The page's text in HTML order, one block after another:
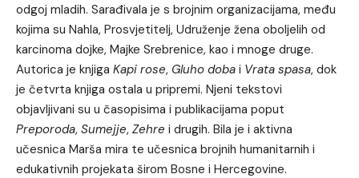
odgoj mladih. Sarađivala je s brojnim organizacijama, među
kojima su Nahla, Prosvjetitelj, Udruženje žena oboljelih od
karcinoma dojke, Majke Srebrenice, kao i mnoge druge.
Autorica je knjiga Kapi rose, Gluho doba i Vrata spasa, dok
je četvrta knjiga ostala u pripremi. Njeni tekstovi
objavljivani su u časopisima i publikacijama poput
Preporoda, Sumejje, Zehre i drugih. Bila je i aktivna
učesnica Marša mira te učesnica brojnih humanitarnih i
edukativnih projekata širom Bosne i Hercegovine.